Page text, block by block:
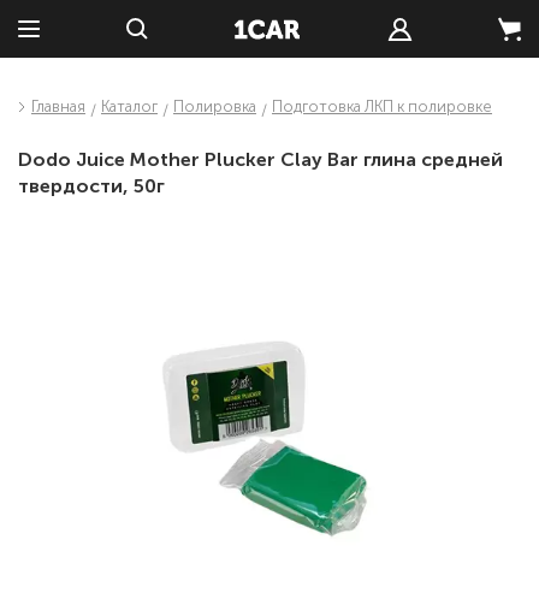
Главная Каталог Полировка Подготовка ЛКП к полировке
Dodo Juice Mother Plucker Clay Bar глина средней
твердости, 50г